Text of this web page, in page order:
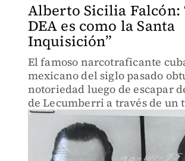
Alberto Sicilia Falcón:
DEA es como la Santa
Inquisición”
El famoso narcotraficante
mexicano del siglo pasado
notoriedad luego de escapar
de Lecumberri a través de un
recapturado con prontitud.